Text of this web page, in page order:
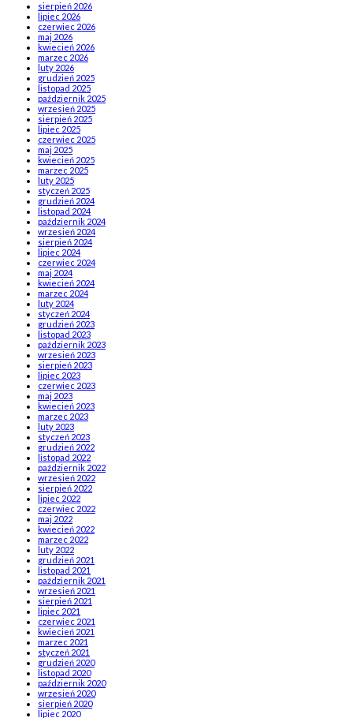
sierpień 2026
lipiec 2026
czerwiec 2026
maj 2026
kwiecień 2026
marzec 2026
luty 2026
grudzień 2025
listopad 2025
październik 2025
wrzesień 2025
sierpień 2025
lipiec 2025
czerwiec 2025
maj 2025
kwiecień 2025
marzec 2025
luty 2025
styczeń 2025
grudzień 2024
listopad 2024
październik 2024
wrzesień 2024
sierpień 2024
lipiec 2024
czerwiec 2024
maj 2024
kwiecień 2024
marzec 2024
luty 2024
styczeń 2024
grudzień 2023
listopad 2023
październik 2023
wrzesień 2023
sierpień 2023
lipiec 2023
czerwiec 2023
maj 2023
kwiecień 2023
marzec 2023
luty 2023
styczeń 2023
grudzień 2022
listopad 2022
październik 2022
wrzesień 2022
sierpień 2022
lipiec 2022
czerwiec 2022
maj 2022
kwiecień 2022
marzec 2022
luty 2022
grudzień 2021
listopad 2021
październik 2021
wrzesień 2021
sierpień 2021
lipiec 2021
czerwiec 2021
kwiecień 2021
marzec 2021
styczeń 2021
grudzień 2020
listopad 2020
październik 2020
wrzesień 2020
sierpień 2020
lipiec 2020